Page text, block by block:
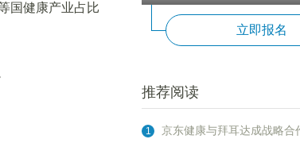
国健康产业占比
立即报名
推荐阅读
1
京东健康与拜耳达成战略合